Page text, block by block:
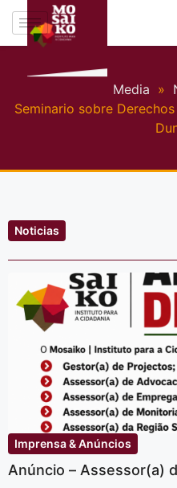
Media »
Seminario sobre
Noticias
Imprensa & Anúncios
Anúncio – Assessor(a)